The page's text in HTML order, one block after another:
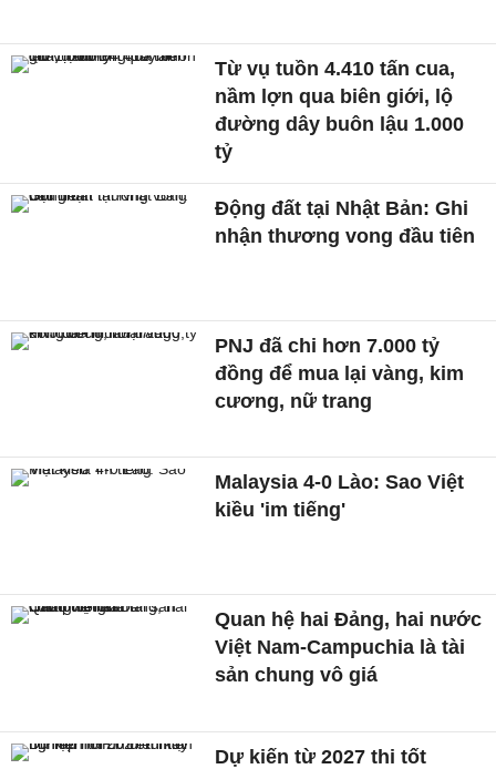
Từ vụ tuồn 4.410 tấn cua,
nầm lợn qua biên giới, lộ
đường dây buôn lậu 1.000
tỷ
Động đất tại Nhật Bản: Ghi
nhận thương vong đầu tiên
PNJ đã chi hơn 7.000 tỷ
đồng để mua lại vàng, kim
cương, nữ trang
Malaysia 4-0 Lào: Sao Việt
kiều 'im tiếng'
Quan hệ hai Đảng, hai nước
Việt Nam-Campuchia là tài
sản chung vô giá ​
Dự kiến từ 2027 thi tốt